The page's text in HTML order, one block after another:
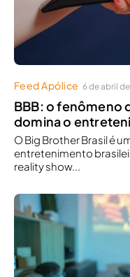
Feed Apólice 6 de abril
BBB: o fenômeno
domina o
O Big Brother Brasil é
entretenimento
reality show...